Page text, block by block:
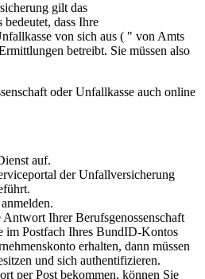
gilt das
dass Ihre
von sich aus ( " von Amts
betreibt. Sie müssen also
oder Unfallkasse auch online
auf.
der Unfallversicherung
Ihrer Berufsgenossenschaft
im Postfach Ihres BundID-Kontos
erhalten, dann müssen
und sich authentifizieren.
per Post bekommen, können Sie